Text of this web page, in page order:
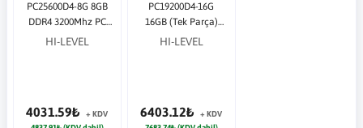
PC25600D4-8G 8GB
DDR4 3200Mhz PC
Bellek
HI-LEVEL
4031.59₺
+ KDV
PC19200D4-16G
16GB (Tek Parça)
DDR4 2400Mhz PC
HI-LEVEL
6403.12₺
+ KDV